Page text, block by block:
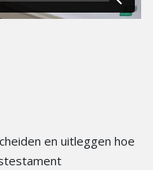
en uitleggen hoe